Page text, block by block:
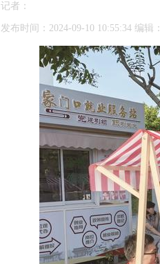
记者：
发布时间：2024-09-10 10:55:34 编辑